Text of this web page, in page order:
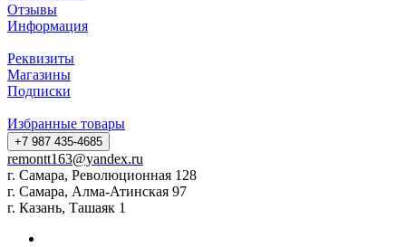
Отзывы
Информация
Реквизиты
Магазины
Подписки
Избранные товары
+7 987 435-4685
remontt163@yandex.ru
г. Самара, Революционная 128
г. Самара, Алма-Атинская 97
г. Казань, Ташаяк 1